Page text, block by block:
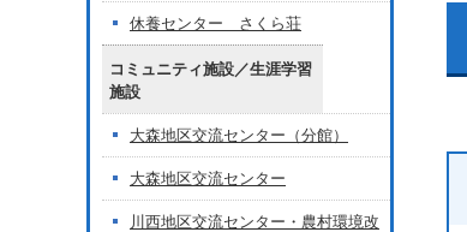
休養センター さくら荘
コミュニティ施設／生涯学習
施設
大森地区交流センター（分館）
大森地区交流センター
川西地区交流センター・農村環境改